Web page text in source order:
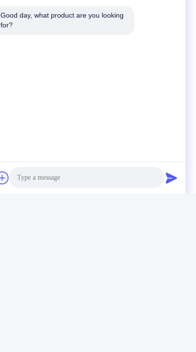
Good day, what product are you looking
for?